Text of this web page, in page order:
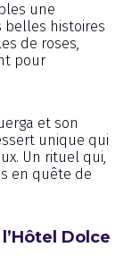
une
belles histoires
de roses,
pour
et son
unique qui
Un rituel qui,
en quête de
Dolce